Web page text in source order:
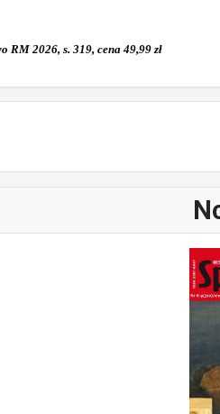
2026, s. 319, cena 49,99 zł